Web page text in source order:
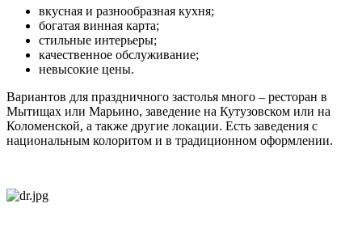
вкусная и разнообразная кухня;
богатая винная карта;
стильные интерьеры;
качественное обслуживание;
невысокие цены.
Вариантов для праздничного застолья много – ресторан в
Мытищах или Марьино, заведение на Кутузовском или на
Коломенской, а также другие локации. Есть заведения с
национальным колоритом и в традиционном оформлении.